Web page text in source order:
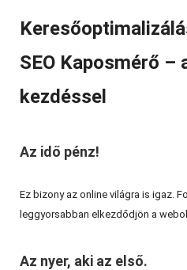
SEO Kaposmérő –
kezdéssel
Az idő pénz!
Ez bizony az online világra is igaz.
leggyorsabban elkezdődjön a
Az nyer, aki az első.